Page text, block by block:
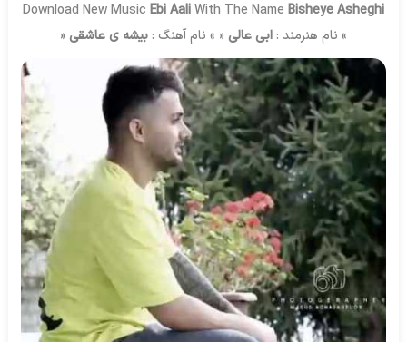
Download New Music Ebi AaliWith The Name Bisheye Asheghi
» نام هنرمند : ابی عالی « » نام آهنگ : بیشه ی عاشقی «